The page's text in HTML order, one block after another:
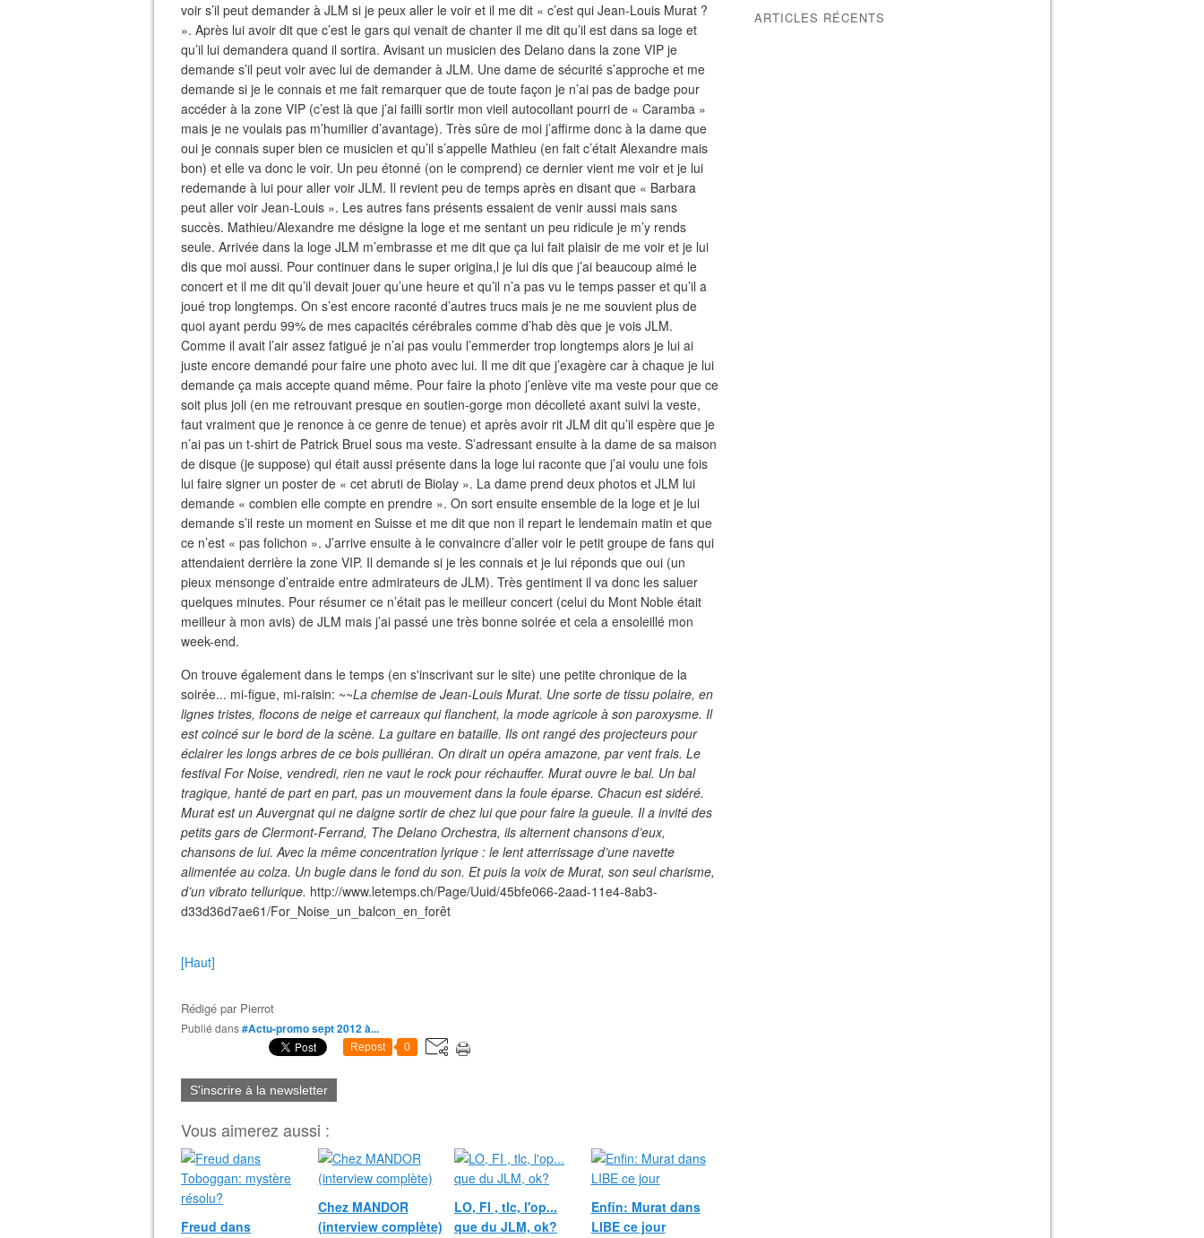
voir s’il peut demander à JLM si je peux aller le voir et il me dit « c’est qui Jean-Louis Murat ?
». Après lui avoir dit que c’est le gars qui venait de chanter il me dit qu’il est dans sa loge et
qu’il lui demandera quand il sortira. Avisant un musicien des Delano dans la zone VIP je
demande s’il peut voir avec lui de demander à JLM. Une dame de sécurité s’approche et me
demande si je le connais et me fait remarquer que de toute façon je n’ai pas de badge pour
accéder à la zone VIP (c’est là que j’ai failli sortir mon vieil autocollant pourri de « Caramba »
mais je ne voulais pas m’humilier d’avantage). Très sûre de moi j’affirme donc à la dame que
oui je connais super bien ce musicien et qu’il s’appelle Mathieu (en fait c’était Alexandre mais
bon) et elle va donc le voir. Un peu étonné (on le comprend) ce dernier vient me voir et je lui
redemande à lui pour aller voir JLM. Il revient peu de temps après en disant que « Barbara
peut aller voir Jean-Louis ». Les autres fans présents essaient de venir aussi mais sans
succès. Mathieu/Alexandre me désigne la loge et me sentant un peu ridicule je m’y rends
seule. Arrivée dans la loge JLM m’embrasse et me dit que ça lui fait plaisir de me voir et je lui
dis que moi aussi. Pour continuer dans le super origina,l je lui dis que j’ai beaucoup aimé le
concert et il me dit qu’il devait jouer qu’une heure et qu’il n’a pas vu le temps passer et qu’il a
joué trop longtemps. On s’est encore raconté d’autres trucs mais je ne me souvient plus de
quoi ayant perdu 99% de mes capacités cérébrales comme d’hab dès que je vois JLM.
Comme il avait l’air assez fatigué je n’ai pas voulu l’emmerder trop longtemps alors je lui ai
juste encore demandé pour faire une photo avec lui. Il me dit que j’exagère car à chaque je lui
demande ça mais accepte quand même. Pour faire la photo j’enlève vite ma veste pour que ce
soit plus joli (en me retrouvant presque en soutien-gorge mon décolleté axant suivi la veste,
faut vraiment que je renonce à ce genre de tenue) et après avoir rit JLM dit qu’il espère que je
n’ai pas un t-shirt de Patrick Bruel sous ma veste. S’adressant ensuite à la dame de sa maison
de disque (je suppose) qui était aussi présente dans la loge lui raconte que j’ai voulu une fois
lui faire signer un poster de « cet abruti de Biolay ». La dame prend deux photos et JLM lui
demande « combien elle compte en prendre ». On sort ensuite ensemble de la loge et je lui
demande s’il reste un moment en Suisse et me dit que non il repart le lendemain matin et que
ce n’est « pas folichon ». J’arrive ensuite à le convaincre d’aller voir le petit groupe de fans qui
attendaient derrière la zone VIP. Il demande si je les connais et je lui réponds que oui (un
pieux mensonge d’entraide entre admirateurs de JLM). Très gentiment il va donc les saluer
quelques minutes. Pour résumer ce n’était pas le meilleur concert (celui du Mont Noble était
meilleur à mon avis) de JLM mais j’ai passé une très bonne soirée et cela a ensoleillé mon
week-end.
On trouve également dans le temps (en s'inscrivant sur le site) une petite chronique de la
soirée... mi-figue, mi-raisin: ~~La chemise de Jean-Louis Murat. Une sorte de tissu polaire, en
lignes tristes, flocons de neige et carreaux qui flanchent, la mode agricole à son paroxysme. Il
est coincé sur le bord de la scène. La guitare en bataille. Ils ont rangé des projecteurs pour
éclairer les longs arbres de ce bois pulliéran. On dirait un opéra amazone, par vent frais. Le
festival For Noise, vendredi, rien ne vaut le rock pour réchauffer. Murat ouvre le bal. Un bal
tragique, hanté de part en part, pas un mouvement dans la foule éparse. Chacun est sidéré.
Murat est un Auvergnat qui ne daigne sortir de chez lui que pour faire la gueule. Il a invité des
petits gars de Clermont-Ferrand, The Delano Orchestra, ils alternent chansons d’eux,
chansons de lui. Avec la même concentration lyrique : le lent atterrissage d’une navette
alimentée au colza. Un bugle dans le fond du son. Et puis la voix de Murat, son seul charisme,
d’un vibrato tellurique. http://www.letemps.ch/Page/Uuid/45bfe066-2aad-11e4-8ab3-
d33d36d7ae61/For_Noise_un_balcon_en_forêt
[Haut]
Rédigé par Pierrot
Publié dans#Actu-promo sept 2012 à...
Repost 0
S'inscrire à la newsletter
Vous aimerez aussi :
Freud dans
Chez MANDOR
(interview complète)
LO, FI , tlc, l'op...
que du JLM, ok?
Enfin: Murat dans
LIBE ce jour
ARTICLES RÉCENTS